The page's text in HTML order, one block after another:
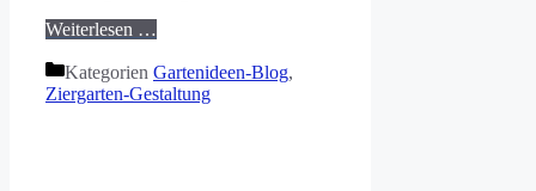
Weiterlesen …
Kategorien Gartenideen-Blog,
Ziergarten-Gestaltung